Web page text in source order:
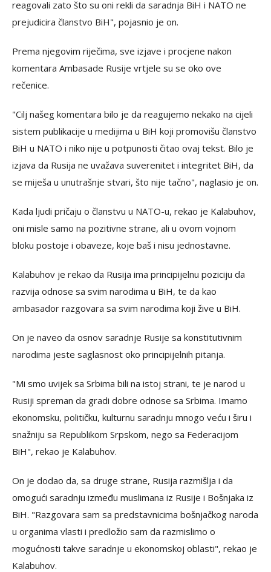
reagovali zato što su oni rekli da saradnja BiH i NATO ne
prejudicira članstvo BiH", pojasnio je on.
Prema njegovim riječima, sve izjave i procjene nakon
komentara Ambasade Rusije vrtjele su se oko ove
rečenice.
"Cilj našeg komentara bilo je da reagujemo nekako na cijeli
sistem publikacije u medijima u BiH koji promovišu članstvo
BiH u NATO i niko nije u potpunosti čitao ovaj tekst. Bilo je
izjava da Rusija ne uvažava suverenitet i integritet BiH, da
se miješa u unutrašnje stvari, što nije tačno", naglasio je on.
Kada ljudi pričaju o članstvu u NATO-u, rekao je Kalabuhov,
oni misle samo na pozitivne strane, ali u ovom vojnom
bloku postoje i obaveze, koje baš i nisu jednostavne.
Kalabuhov je rekao da Rusija ima principijelnu poziciju da
razvija odnose sa svim narodima u BiH, te da kao
ambasador razgovara sa svim narodima koji žive u BiH.
On je naveo da osnov saradnje Rusije sa konstitutivnim
narodima jeste saglasnost oko principijelnih pitanja.
"Mi smo uvijek sa Srbima bili na istoj strani, te je narod u
Rusiji spreman da gradi dobre odnose sa Srbima. Imamo
ekonomsku, političku, kulturnu saradnju mnogo veću i širu i
snažniju sa Republikom Srpskom, nego sa Federacijom
BiH", rekao je Kalabuhov.
On je dodao da, sa druge strane, Rusija razmišlja i da
omogući saradnju između muslimana iz Rusije i Bošnjaka iz
BiH. "Razgovara sam sa predstavnicima bošnjačkog naroda
u organima vlasti i predložio sam da razmislimo o
mogućnosti takve saradnje u ekonomskoj oblasti", rekao je
Kalabuhov.